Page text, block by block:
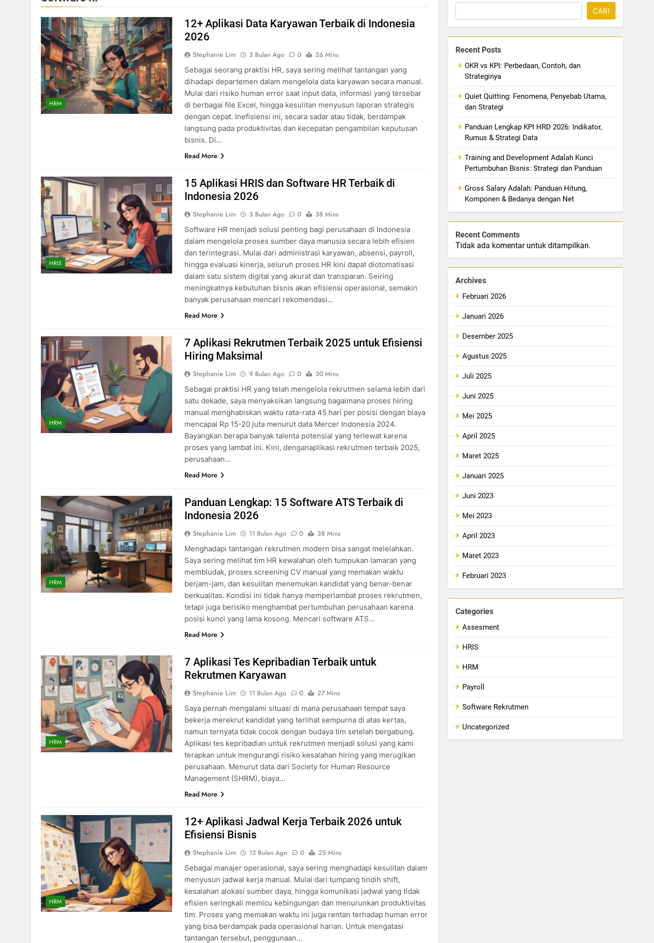
HRM
12+ Aplikasi Data Karyawan Terbaik di Indonesia
2026
Stephanie Lim 3 Bulan Ago 0
26 Mins
Sebagai seorang praktisi HR, saya sering melihat tantangan yang
dihadapi departemen dalam mengelola data karyawan secara manual.
Mulai dari risiko human error saat input data, informasi yang tersebar
di berbagai file Excel, hingga kesulitan menyusun laporan strategis
dengan cepat. Inefisiensi ini, secara sadar atau tidak, berdampak
langsung pada produktivitas dan kecepatan pengambilan keputusan
bisnis. Di…
Read More
HRIS
15 Aplikasi HRIS dan Software HR Terbaik di
Indonesia 2026
Stephanie Lim 5 Bulan Ago 0
38 Mins
Software HR menjadi solusi penting bagi perusahaan di Indonesia
dalam mengelola proses sumber daya manusia secara lebih efisien
dan terintegrasi. Mulai dari administrasi karyawan, absensi, payroll,
hingga evaluasi kinerja, seluruh proses HR kini dapat diotomatisasi
dalam satu sistem digital yang akurat dan transparan. Seiring
meningkatnya kebutuhan bisnis akan efisiensi operasional, semakin
banyak perusahaan mencari rekomendasi…
Read More
HRM
7 Aplikasi Rekrutmen Terbaik 2025 untuk Efisiensi
Hiring Maksimal
Stephanie Lim 9 Bulan Ago 0
30 Mins
Sebagai praktisi HR yang telah mengelola rekrutmen selama lebih dari
satu dekade, saya menyaksikan langsung bagaimana proses hiring
manual menghabiskan waktu rata-rata 45 hari per posisi dengan biaya
mencapai Rp 15-20 juta menurut data Mercer Indonesia 2024.
Bayangkan berapa banyak talenta potensial yang terlewat karena
proses yang lambat ini. Kini, denganaplikasi rekrutmen terbaik 2025,
perusahaan…
Read More
HRM
Panduan Lengkap: 15 Software ATS Terbaik di
Indonesia 2026
Stephanie Lim 11 Bulan Ago 0
38 Mins
Menghadapi tantangan rekrutmen modern bisa sangat melelahkan.
Saya sering melihat tim HR kewalahan oleh tumpukan lamaran yang
membludak, proses screening CV manual yang memakan waktu
berjam-jam, dan kesulitan menemukan kandidat yang benar-benar
berkualitas. Kondisi ini tidak hanya memperlambat proses rekrutmen,
tetapi juga berisiko menghambat pertumbuhan perusahaan karena
posisi kunci yang lama kosong. Mencari software ATS…
Read More
HRM
7 Aplikasi Tes Kepribadian Terbaik untuk
Rekrutmen Karyawan
Stephanie Lim 11 Bulan Ago 0
27 Mins
Saya pernah mengalami situasi di mana perusahaan tempat saya
bekerja merekrut kandidat yang terlihat sempurna di atas kertas,
namun ternyata tidak cocok dengan budaya tim setelah bergabung.
Aplikasi tes kepribadian untuk rekrutmen menjadi solusi yang kami
terapkan untuk mengurangi risiko kesalahan hiring yang merugikan
perusahaan. Menurut data dari Society for Human Resource
Management (SHRM), biaya…
Read More
HRM
12+ Aplikasi Jadwal Kerja Terbaik 2026 untuk
Efisiensi Bisnis
Stephanie Lim 12 Bulan Ago 0
25 Mins
Sebagai manajer operasional, saya sering menghadapi kesulitan dalam
menyusun jadwal kerja manual. Mulai dari tumpang tindih shift,
kesalahan alokasi sumber daya, hingga komunikasi jadwal yang tidak
efisien seringkali memicu kebingungan dan menurunkan produktivitas
tim. Proses yang memakan waktu ini juga rentan terhadap human error
yang bisa berdampak pada operasional harian. Untuk mengatasi
tantangan tersebut, penggunaan…
CARI
Recent Posts
OKR vs KPI: Perbedaan, Contoh, dan
Strateginya
Quiet Quitting: Fenomena, Penyebab Utama,
dan Strategi
Panduan Lengkap KPI HRD 2026: Indikator,
Rumus & Strategi Data
Training and Development Adalah Kunci
Pertumbuhan Bisnis: Strategi dan Panduan
Gross Salary Adalah: Panduan Hitung,
Komponen & Bedanya dengan Net
Recent Comments
Tidak ada komentar untuk ditampilkan.
Archives
Februari 2026
Januari 2026
Desember 2025
Agustus 2025
Juli 2025
Juni 2025
Mei 2025
April 2025
Maret 2025
Januari 2025
Juni 2023
Mei 2023
April 2023
Maret 2023
Februari 2023
Categories
Assesment
HRIS
HRM
Payroll
Software Rekrutmen
Uncategorized